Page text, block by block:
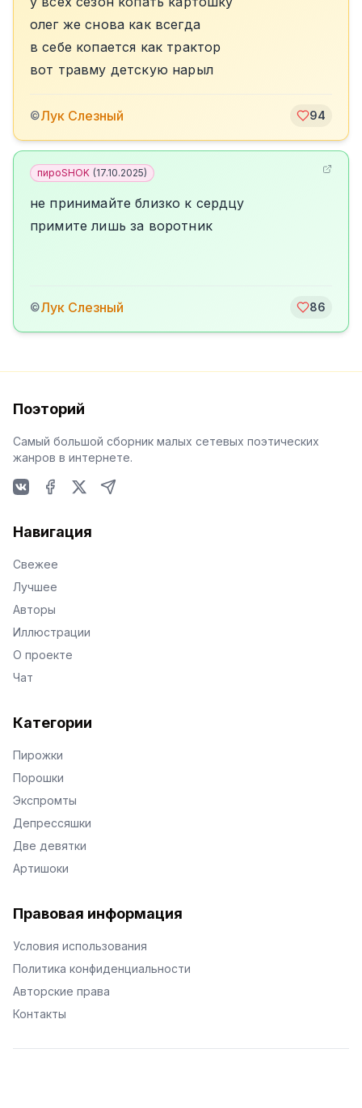
олег же снова как всегда
в себе копается как трактор
вот травму детскую нарыл
©Лук Слезный 94
пироSHOK (17.10.2025)
не принимайте близко к сердцу
примите лишь за воротник
©Лук Слезный 86
Поэторий
Самый большой сборник малых сетевых поэтических
жанров в интернете.
Навигация
Свежее
Лучшее
Авторы
Иллюстрации
О проекте
Чат
Категории
Пирожки
Порошки
Экспромты
Депрессяшки
Две девятки
Артишоки
Правовая информация
Условия использования
Политика конфиденциальности
Авторские права
Контакты